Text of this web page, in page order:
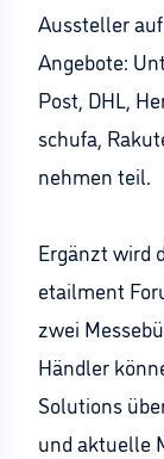
Aussteller
Angebote:
Post, DHL,
schufa,
nehmen teil.
Ergänzt wird
etailment
zwei
Händler
Solutions
und aktuelle